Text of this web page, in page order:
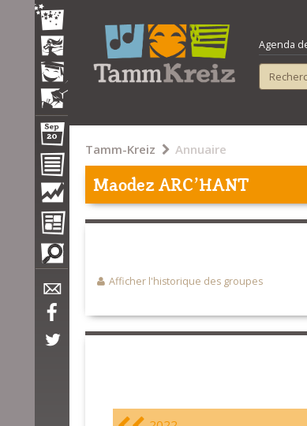
Agenda
Tamm-Kreiz Annuaire
Maodez ARC'HANT
Afficher l'historique des groupes